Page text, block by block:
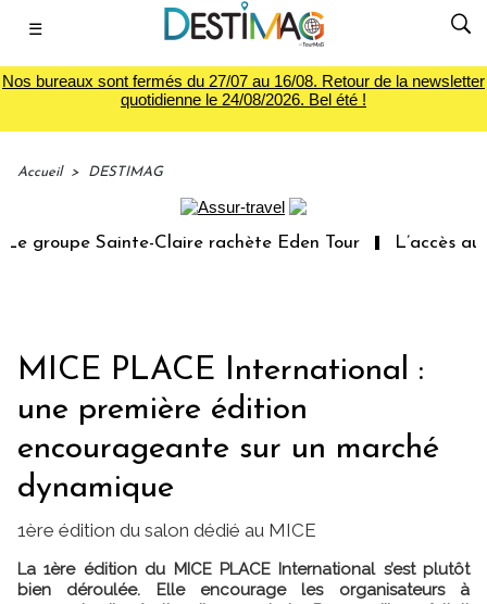
☰
Nos bureaux sont fermés du 27/07 au 16/08. Retour de la newsletter
quotidienne le 24/08/2026. Bel été !
Accueil > DESTIMAG
groupe Sainte-Claire rachète Eden Tour L’accès
MICE PLACE International :
une première édition
encourageante sur un marché
dynamique
1ère édition du salon dédié au MICE
La 1ère édition du MICE PLACE International s’est plutôt
bien déroulée. Elle encourage les organisateurs à